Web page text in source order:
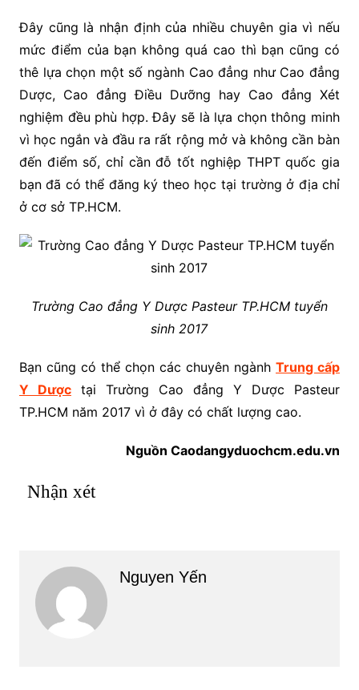
Đây cũng là nhận định của nhiều chuyên gia vì nếu
mức điểm của bạn không quá cao thì bạn cũng có
thê lựa chọn một số ngành Cao đẳng như Cao đẳng
Dược, Cao đẳng Điều Dưỡng hay Cao đẳng Xét
nghiệm đều phù hợp. Đây sẽ là lựa chọn thông minh
vì học ngắn và đầu ra rất rộng mở và không cần bàn
đến điểm số, chỉ cần đỗ tốt nghiệp THPT quốc gia
bạn đã có thể đăng ký theo học tại trường ở địa chỉ
ở cơ sở TP.HCM.
Trường Cao đẳng Y Dược Pasteur TP.HCM tuyển
sinh 2017
Bạn cũng có thể chọn các chuyên ngànhTrung cấp
Y Dượctại Trường Cao đẳng Y Dược Pasteur
TP.HCM năm 2017 vì ở đây có chất lượng cao.
Nguồn Caodangyduochcm.edu.vn
Nhận xét
Nguyen Yến